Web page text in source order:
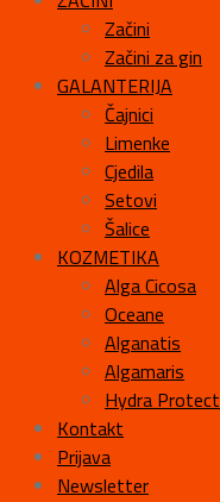
Začini
Začini za gin
GALANTERIJA
Čajnici
Limenke
Cjedila
Setovi
Šalice
KOZMETIKA
Alga Cicosa
Oceane
Alganatis
Algamaris
Hydra Protect
Kontakt
Prijava
Newsletter